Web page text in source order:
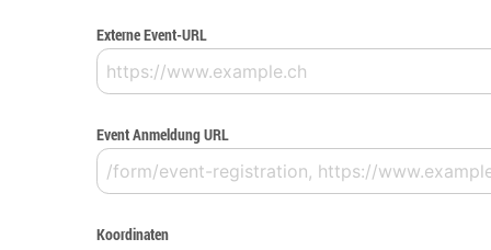
Externe Event-URL
Event Anmeldung URL
Koordinaten